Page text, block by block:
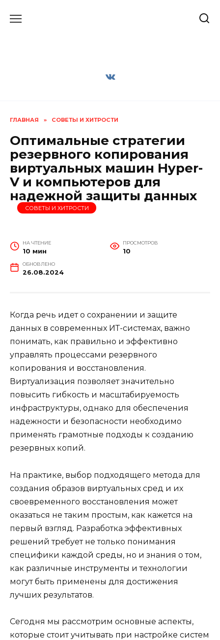
ГЛАВНАЯ » СОВЕТЫ И ХИТРОСТИ
Оптимальные стратегии
резервного копирования
виртуальных машин Hyper-
V и компьютеров для
надежной защиты данных
СОВЕТЫ И ХИТРОСТИ
НА ЧТЕНИЕ
10 мин
ПРОСМОТРОВ
10
ОБНОВЛЕНО
26.08.2024
Когда речь идет о сохранении и защите
данных в современных ИТ-системах, важно
понимать, как правильно и эффективно
управлять процессами резервного
копирования и восстановления.
Виртуализация позволяет значительно
повысить гибкость и масштабируемость
инфраструктуры, однако для обеспечения
надежности и безопасности необходимо
применять грамотные подходы к созданию
резервных копий.
На практике, выбор подходящего метода для
создания образов виртуальных сред и их
своевременного восстановления может
оказаться не таким простым, как кажется на
первый взгляд. Разработка эффективных
решений требует не только понимания
специфики каждой среды, но и знания о том,
как различные инструменты и технологии
могут быть применены для достижения
лучших результатов.
Сегодня мы рассмотрим основные аспекты,
которые стоит учитывать при настройке систем